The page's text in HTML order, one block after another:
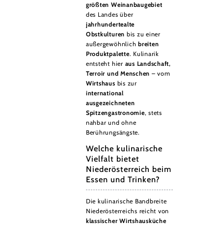
größten Weinanbaugebiet
des Landes über
jahrhundertealte
Obstkulturen bis zu einer
außergewöhnlichbreiten
Produktpalette. Kulinarik
entsteht hier aus Landschaft,
Terroir und Menschen – vom
Wirtshaus bis zur
international
ausgezeichneten
Spitzengastronomie, stets
nahbar und ohne
Berührungsängste.
Welche kulinarische
Vielfalt bietet
Niederösterreich beim
Essen und Trinken?
Die kulinarische Bandbreite
Niederösterreichs reicht von
klassischer Wirtshausküche